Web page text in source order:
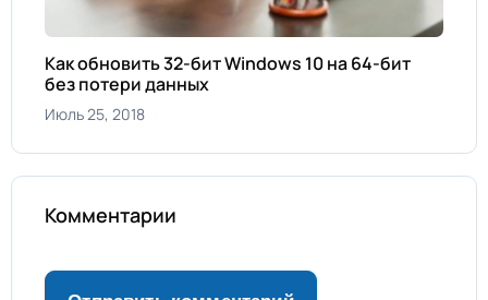
Как обновить 32-бит Windows 10 на 64-бит
без потери данных
Июль 25, 2018
Комментарии